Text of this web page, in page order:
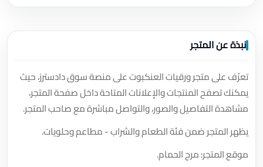
نبذة عن المتجر
تعرّف على متجر ورقيات العنكبوت على منصة سوق دادسترز، حيث
يمكنك تصفح المنتجات والإعلانات المتاحة داخل صفحة المتجر،
مشاهدة التفاصيل والصور، والتواصل مباشرة مع صاحب المتجر.
يظهر المتجر ضمن فئة الطعام والشراب - مطاعم وحلويات.
موقع المتجر: مرج الحمام.